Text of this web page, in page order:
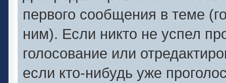
первого сообщения в теме
ним). Если никто не успел
голосование или
если кто-нибудь уже